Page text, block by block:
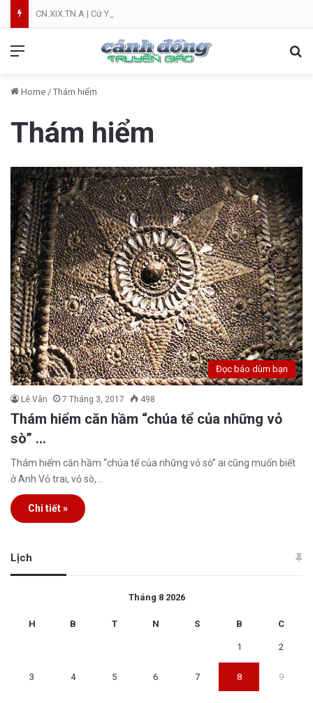
CN.XIX.TN.A | Cứ Yên Tâm | NVT
Home / Thám hiểm
Thám hiểm
Đọc báo dùm bạn
Lê Vân 7 Tháng 3, 2017 498
Thám hiểm căn hầm “chúa tể của những vỏ
sò” …
Thám hiểm căn hầm “chúa tể của những vỏ sò” ai cũng muốn biết
ở Anh Vỏ trai, vỏ sò,…
Chi tiết »
Lịch
Tháng 8 2026
H B T N S B C
1 2
3 4 5 6 7 8 9